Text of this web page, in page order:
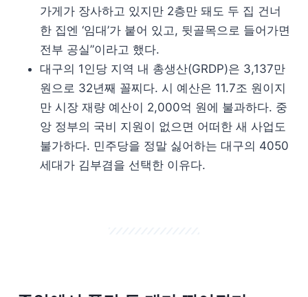
가게가 장사하고 있지만 2층만 돼도 두 집 건너
한 집엔 ‘임대’가 붙어 있고, 뒷골목으로 들어가면
전부 공실”이라고 했다.
대구의 1인당 지역 내 총생산(GRDP)은 3,137만
원으로 32년째 꼴찌다. 시 예산은 11.7조 원이지
만 시장 재량 예산이 2,000억 원에 불과하다. 중
앙 정부의 국비 지원이 없으면 어떠한 새 사업도
불가하다. 민주당을 정말 싫어하는 대구의 4050
세대가 김부겸을 선택한 이유다.